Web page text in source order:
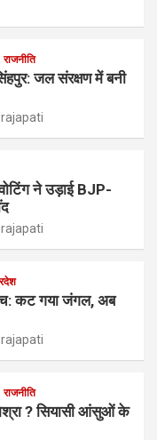
राजनीति
जल संरक्षण में बनी
ने उड़ाई BJP-
कट गया जंगल, अब
राजनीति
? सियासी आंसुओं के